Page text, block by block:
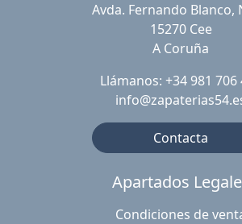
Avda. Fernando Blanco,
15270 Cee
A Coruña
Llámanos: +34 981 706
Contacta
Apartados
Condiciones de